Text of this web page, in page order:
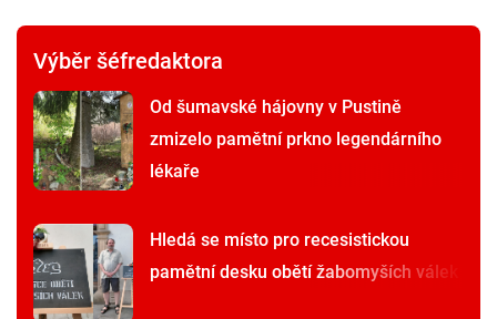
Výběr šéfredaktora
Od šumavské hájovny v Pustině
zmizelo pamětní prkno legendárního
lékaře
Hledá se místo pro recesistickou
pamětní desku obětí žabomyších válek